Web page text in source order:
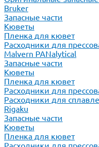
Bruker
Запасные части
Кюветы
Пленка для кювет
Расходники для
Malvern PANalytical
Запасные части
Кюветы
Пленка для кювет
Расходники для
Расходники для
Rigaku
Запасные части
Кюветы
Пленка для кювет